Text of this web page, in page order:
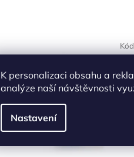
K personalizaci obsahu a
analýze naší návštěvnosti
Nastavení